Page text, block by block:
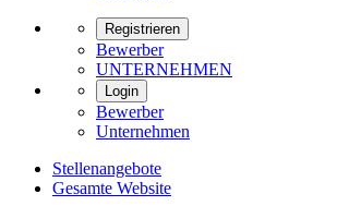
Registrieren
Bewerber
UNTERNEHMEN
Login
Bewerber
Unternehmen
Stellenangebote
Gesamte Website